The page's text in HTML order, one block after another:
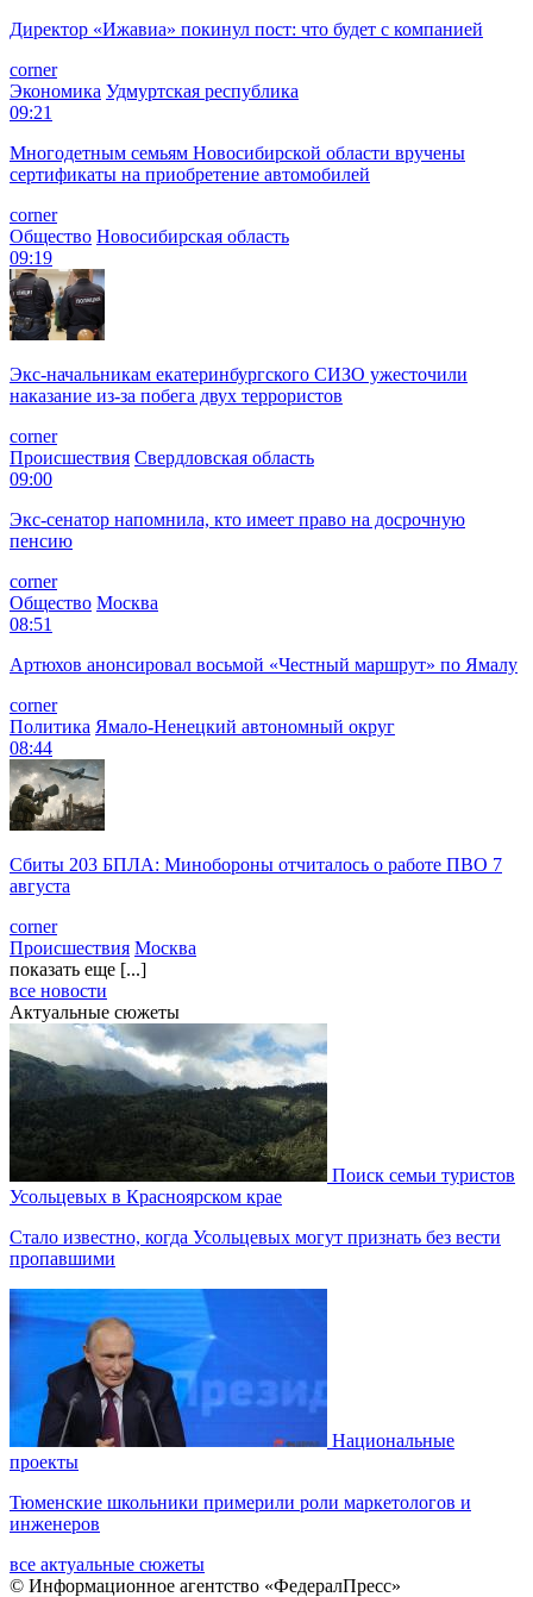
Директор «Ижавиа» покинул пост: что будет с компанией
corner
Экономика Удмуртская республика
09:21
Многодетным семьям Новосибирской области вручены
сертификаты на приобретение автомобилей
corner
Общество Новосибирская область
09:19
Экс-начальникам екатеринбургского СИЗО ужесточили
наказание из-за побега двух террористов
corner
Происшествия Свердловская область
09:00
Экс-сенатор напомнила, кто имеет право на досрочную
пенсию
corner
Общество Москва
08:51
Артюхов анонсировал восьмой «Честный маршрут» по Ямалу
corner
Политика Ямало-Ненецкий автономный округ
08:44
Сбиты 203 БПЛА: Минобороны отчиталось о работе ПВО 7
августа
corner
Происшествия Москва
показать еще [...]
все новости
Актуальные сюжеты
Поиск семьи туристов
Усольцевых в Красноярском крае
Стало известно, когда Усольцевых могут признать без вести
пропавшими
Национальные
проекты
Тюменские школьники примерили роли маркетологов и
инженеров
все актуальные сюжеты
© Информационное агентство «ФедералПресс»